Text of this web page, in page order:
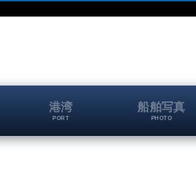
港湾
PORT
船舶写真
PHOTO